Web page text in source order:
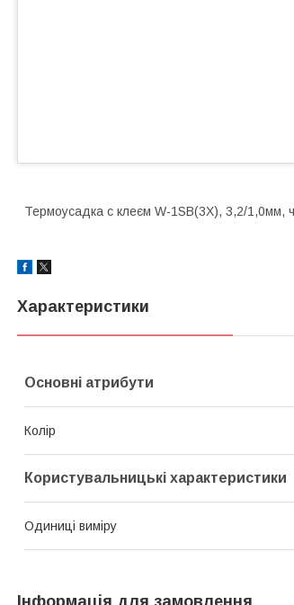
Термоусадка с клеєм W-1SB(3X), 3,2/1,0мм,
Характеристики
Основні атрибути
Колір
Користувальницькі характеристики
Одиниці виміру
Інформація для замовлення